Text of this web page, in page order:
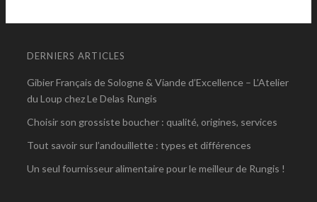
DERNIERS ARTICLES
Gibier Français de Sologne & Viande d’Excellence – L’Atelier
du Loup chez Le Delas Rungis
Choisir son grossiste boucher : qualité, origines, services
Tout savoir sur l’andouillette : types et différences
Un seul fournisseur alimentaire pour le meilleur de Rungis !